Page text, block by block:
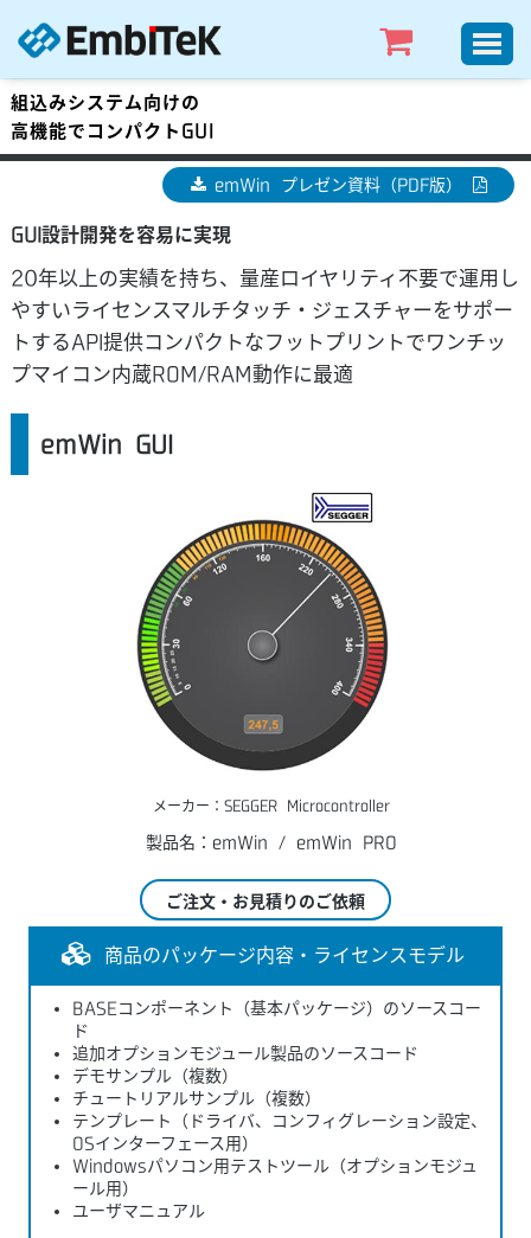
組込みシステム向けの
高機能でコンパクトGUI
emWin プレゼン資料（PDF版）
GUI設計開発を容易に実現
20年以上の実績を持ち、量産ロイヤリティ不要で運用し
やすいライセンスマルチタッチ・ジェスチャーをサポー
トするAPI提供コンパクトなフットプリントでワンチッ
プマイコン内蔵ROM/RAM動作に最適
emWin GUI
メーカー：SEGGER Microcontroller
製品名：emWin / emWin PRO
ご注文・お見積りのご依頼
商品のパッケージ内容・ライセンスモデル
BASEコンポーネント（基本パッケージ）のソースコー
ド
追加オプションモジュール製品のソースコード
デモサンプル（複数）
チュートリアルサンプル（複数）
テンプレート（ドライバ、コンフィグレーション設定、
OSインターフェース用）
Windowsパソコン用テストツール（オプションモジュ
ール用）
ユーザマニュアル